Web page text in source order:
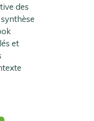
des
et